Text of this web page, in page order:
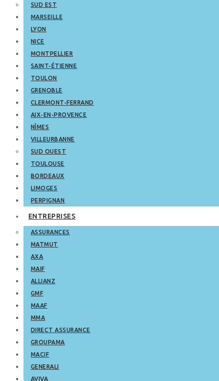
SUD EST
MARSEILLE
LYON
NICE
MONTPELLIER
SAINT-ÉTIENNE
TOULON
GRENOBLE
CLERMONT-FERRAND
AIX-EN-PROVENCE
NÎMES
VILLEURBANNE
SUD OUEST
TOULOUSE
BORDEAUX
LIMOGES
PERPIGNAN
ENTREPRISES
ASSURANCES
MATMUT
AXA
MAIF
ALLIANZ
GMF
MAAF
MMA
DIRECT ASSURANCE
GROUPAMA
MACIF
GENERALI
AVIVA